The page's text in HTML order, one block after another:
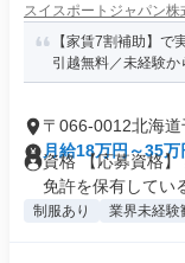
スイスポートジャパン株
【家賃7割補助】で
引越無料／未経験か
〒066-0012北海道
月給18万円～35万
資格 【応募資格
免許を保有してい
制服あり 業界未経験